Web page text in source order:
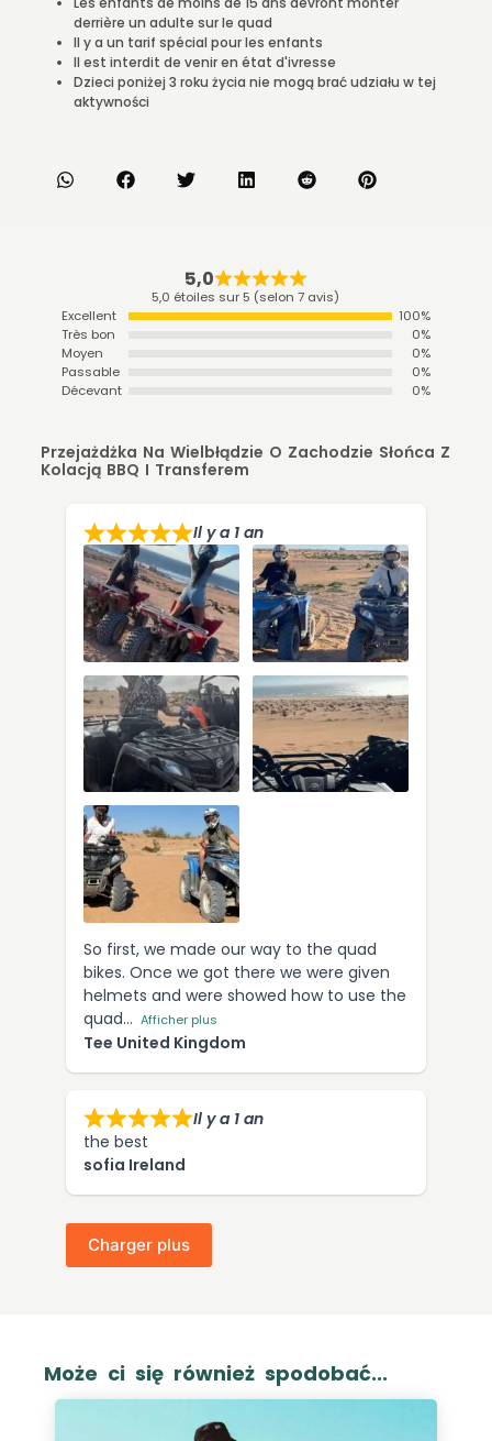
derrière un adulte sur le quad
Il y a un tarif spécial pour les enfants
Il est interdit de venir en état d'ivresse
Dzieci poniżej 3 roku życia nie mogą brać udziału w tej
aktywności
5,0
5,0 étoiles sur 5 (selon 7 avis)
Excellent
100%
Très bon
0%
Moyen
0%
Passable
0%
Décevant
0%
Przejażdżka Na Wielbłądzie O Zachodzie Słońca Z
Kolacją BBQ I Transferem
Il y a 1 an
So first, we made our way to the quad
bikes. Once we got there we were given
helmets and were showed how to use the
quad
Afficher plus
Tee United Kingdom
Il y a 1 an
the best
sofia Ireland
Charger plus
Może ci się również spodobać...